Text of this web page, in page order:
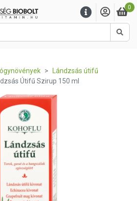
0
Lándzsás útifű
Útifű Szirup 150 ml